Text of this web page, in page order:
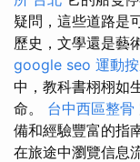
疑問，這些道路是
歷史，文學還是藝
google seo 運動
中，教科書栩栩如
命。 台中西區整骨
備和經驗豐富的指
在旅途中瀏覽信息